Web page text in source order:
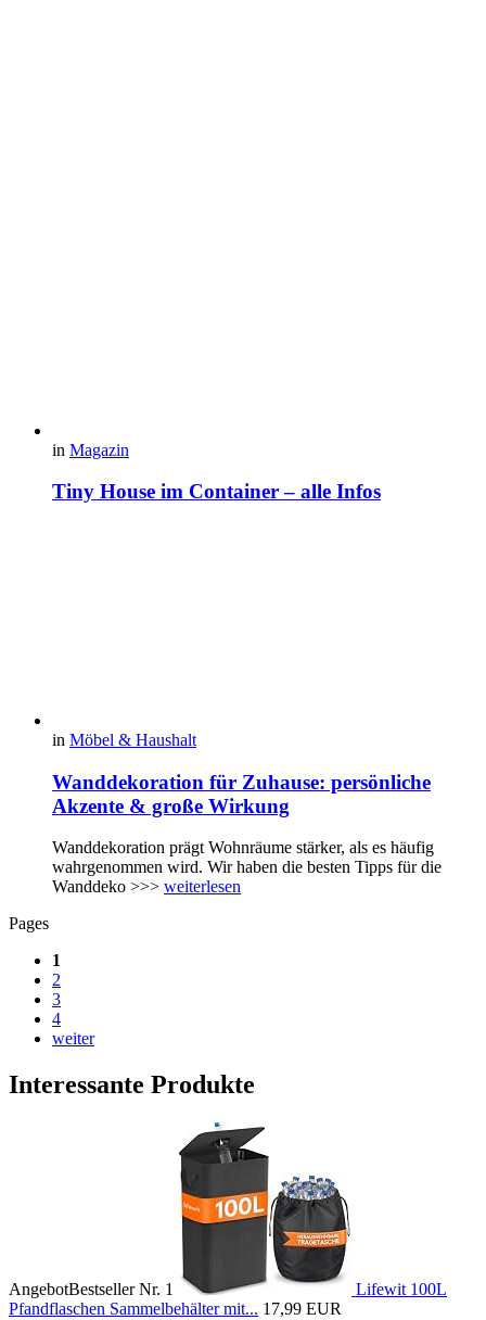
in Magazin
Tiny House im Container – alle Infos
in Möbel & Haushalt
Wanddekoration für Zuhause: persönliche
Akzente & große Wirkung
Wanddekoration prägt Wohnräume stärker, als es häufig
wahrgenommen wird. Wir haben die besten Tipps für die
Wanddeko >>> weiterlesen
Pages
1
2
3
4
weiter
Interessante Produkte
AngebotBestseller Nr. 1
Lifewit 100L
Pfandflaschen Sammelbehälter mit... 17,99 EUR